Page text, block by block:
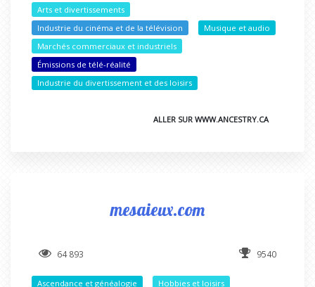
Arts et divertissements
Industrie du cinéma et de la télévision
Musique et audio
Marchés commerciaux et industriels
Émissions de télé-réalité
Industrie du divertissement et des loisirs
ALLER SUR WWW.ANCESTRY.CA
mesaieux.com
64 893 9540
Ascendance et généalogie
Hobbies et loisirs